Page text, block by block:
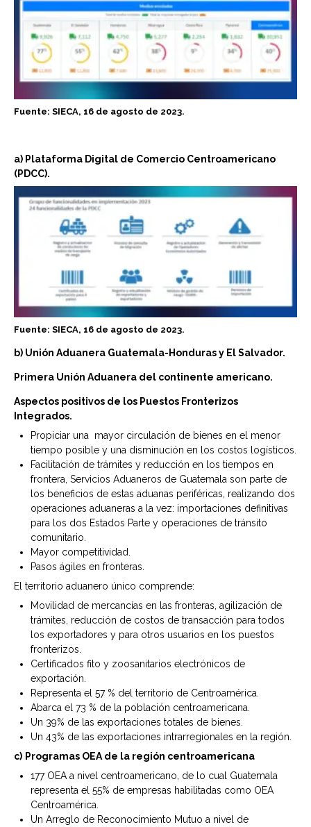
Fuente: SIECA, 16 de agosto de 2023.
a) Plataforma Digital de Comercio Centroamericano
(PDCC).
Fuente: SIECA, 16 de agosto de 2023.
b) Unión Aduanera Guatemala-Honduras y El Salvador.
Primera Unión Aduanera del continente americano.
Aspectos positivos de los Puestos Fronterizos
Integrados.
Propiciar una mayor circulación de bienes en el menor
tiempo posible y una disminución en los costos logísticos.
Facilitación de trámites y reducción en los tiempos en
frontera, Servicios Aduaneros de Guatemala son parte de
los beneficios de estas aduanas periféricas, realizando dos
operaciones aduaneras a la vez: importaciones definitivas
para los dos Estados Parte y operaciones de tránsito
comunitario.
Mayor competitividad.
Pasos ágiles en fronteras.
El territorio aduanero único comprende:
Movilidad de mercancías en las fronteras, agilización de
trámites, reducción de costos de transacción para todos
los exportadores y para otros usuarios en los puestos
fronterizos.
Certificados fito y zoosanitarios electrónicos de
exportación.
Representa el 57 % del territorio de Centroamérica.
Abarca el 73 % de la población centroamericana.
Un 39% de las exportaciones totales de bienes.
Un 43% de las exportaciones intrarregionales en la región.
c) Programas OEA de la región centroamericana
177 OEA a nivel centroamericano, de lo cual Guatemala
representa el 55% de empresas habilitadas como OEA
Centroamérica.
Un Arreglo de Reconocimiento Mutuo a nivel de